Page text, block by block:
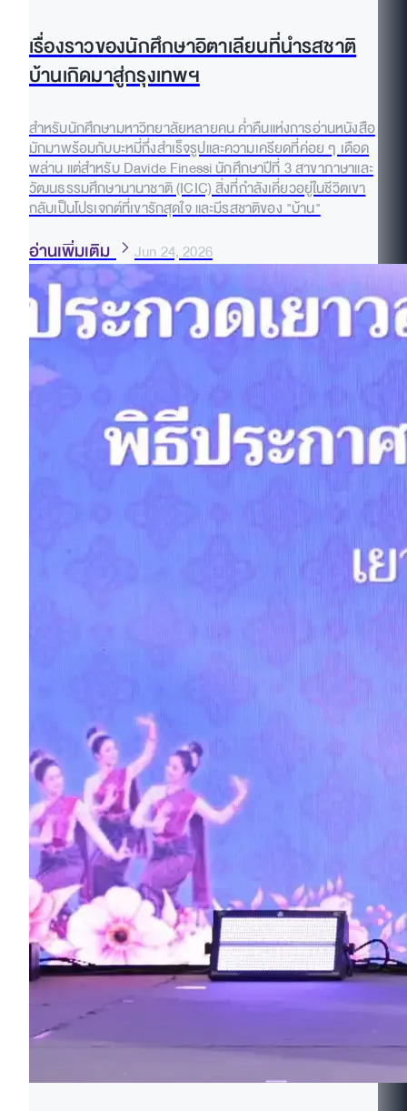
เรื่องราวของนักศึกษาอิตาเลียนที่นำรสชาติ
บ้านเกิดมาสู่กรุงเทพฯ
สำหรับนักศึกษามหาวิทยาลัยหลายคน ค่ำคืนแห่งการอ่านหนังสือ
มักมาพร้อมกับบะหมี่กึ่งสำเร็จรูปและความเครียดที่ค่อย ๆ เดือด
พล่าน แต่สำหรับ Davide Finessi นักศึกษาปีที่ 3 สาขาภาษาและ
วัฒนธรรมศึกษานานาชาติ (ICIC) สิ่งที่กำลังเคี่ยวอยู่ในชีวิตเขา
กลับเป็นโปรเจกต์ที่เขารักสุดใจ และมีรสชาติของ "บ้าน"
อ่านเพิ่มเติม Jun 24, 2026